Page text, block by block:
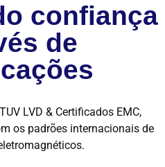
confiança
de
LVD & Certificados EMC,
os padrões internacionais de